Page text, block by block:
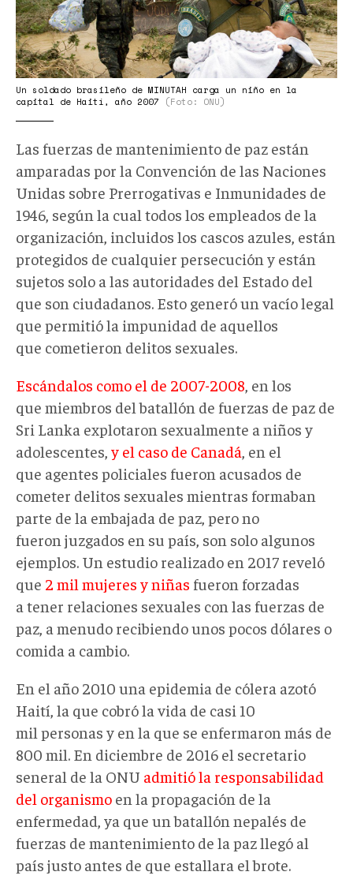
Un soldado brasileño de MINUTAH carga un niño en la
capital de Haití, año 2007
(Foto: ONU)
Las fuerzas de mantenimiento de paz están
amparadas por la Convención de las Naciones
Unidas sobre Prerrogativas e Inmunidades de
1946, según la cual todos los empleados de la
organización, incluidos los cascos azules, están
protegidos de cualquier persecución y están
sujetos solo a las autoridades del Estado del
que son ciudadanos. Esto generó un vacío legal
que permitió la impunidad de aquellos
que cometieron delitos sexuales.
Escándalos como el de 2007-2008 , en los
que miembros del batallón de fuerzas de paz de
Sri Lanka explotaron sexualmente a niños y
adolescentes, y el caso de Canadá , en el
que agentes policiales fueron acusados de
cometer delitos sexuales mientras formaban
parte de la embajada de paz, pero no
fueron juzgados en su país, son solo algunos
ejemplos. Un estudio realizado en 2017 reveló
que 2 mil mujeres y niñas fueron forzadas
a tener relaciones sexuales con las fuerzas de
paz, a menudo recibiendo unos pocos dólares o
comida a cambio.
En el año 2010 una epidemia de cólera azotó
Haití, la que cobró la vida de casi 10
mil personas y en la que se enfermaron más de
800 mil. En diciembre de 2016 el secretario
seneral de la ONU admitió la responsabilidad
del organismo en la propagación de la
enfermedad, ya que un batallón nepalés de
fuerzas de mantenimiento de la paz llegó al
país justo antes de que estallara el brote.